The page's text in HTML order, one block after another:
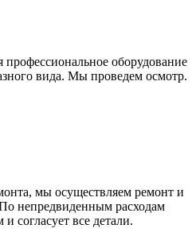
оборудование
вида. Мы проведем осмотр.
мы осуществляем ремонт и
непредвиденным расходам
согласует все детали.